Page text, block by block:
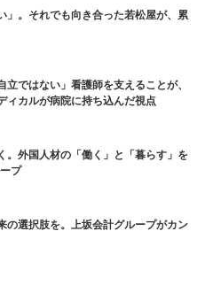
」。それでも向き合った若松屋が、累
立ではない」看護師を支えることが、
ィカルが病院に持ち込んだ視点
。外国人材の「働く」と「暮らす」を
プ
の選択肢を。上坂会計グループがカン